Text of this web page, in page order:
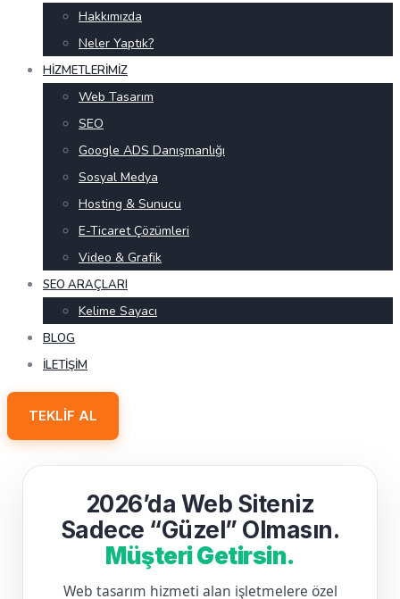
Hakkımızda
Neler Yaptık?
HIZMETLERIMIZ
Web Tasarım
SEO
Google ADS Danışmanlığı
Sosyal Medya
Hosting & Sunucu
E-Ticaret Çözümleri
Video & Grafik
SEO ARAÇLARI
Kelime Sayacı
BLOG
İLETIŞIM
TEKLIF AL
2026’da Web Siteniz
Sadece “Güzel” Olmasın.
Müşteri Getirsin.
Web tasarım hizmeti alan işletmelere özel